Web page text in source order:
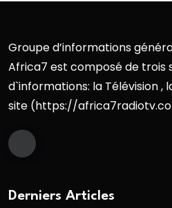
Groupe d’informations
Africa7 est composé de trois
d`informations: la Télévision ,
site (https://
Derniers Articles